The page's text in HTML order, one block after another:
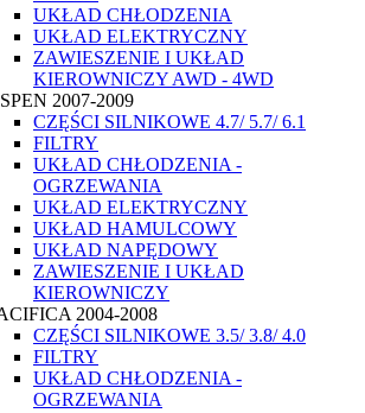
UKŁAD CHŁODZENIA
UKŁAD ELEKTRYCZNY
ZAWIESZENIE I UKŁAD
KIEROWNICZY AWD - 4WD
2007-2009
CZĘŚCI SILNIKOWE 4.7/ 5.7/ 6.1
FILTRY
UKŁAD CHŁODZENIA -
OGRZEWANIA
UKŁAD ELEKTRYCZNY
UKŁAD HAMULCOWY
UKŁAD NAPĘDOWY
ZAWIESZENIE I UKŁAD
KIEROWNICZY
2004-2008
CZĘŚCI SILNIKOWE 3.5/ 3.8/ 4.0
FILTRY
UKŁAD CHŁODZENIA -
OGRZEWANIA